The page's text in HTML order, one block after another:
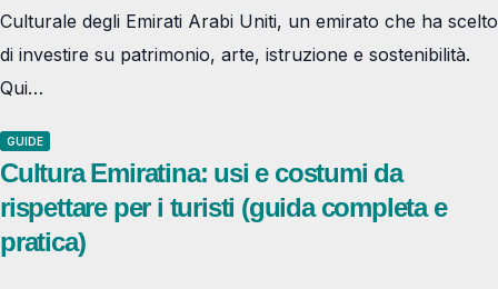
Culturale degli Emirati Arabi Uniti, un emirato che ha scelto
di investire su patrimonio, arte, istruzione e sostenibilità.
Qui…
GUIDE
Cultura Emiratina: usi e costumi da
rispettare per i turisti (guida completa e
pratica)